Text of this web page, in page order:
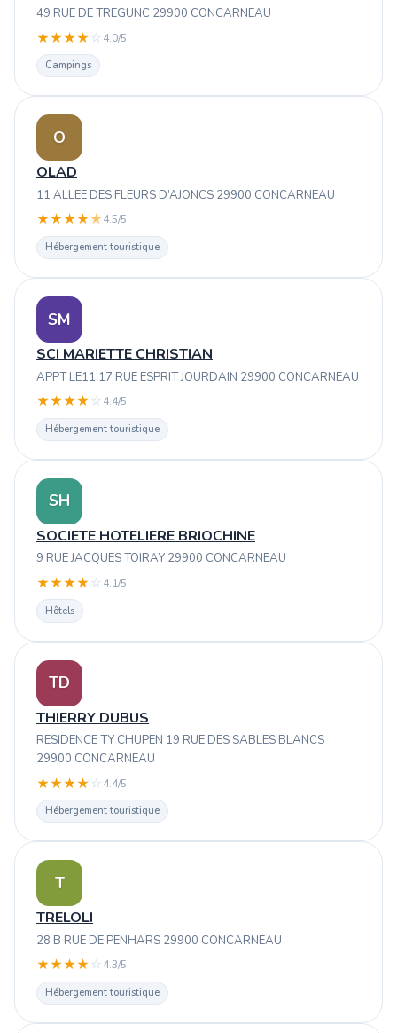
49 RUE DE TREGUNC 29900 CONCARNEAU
★★★★ ☆ 4.0/5
Campings
O
OLAD
11 ALLEE DES FLEURS D’AJONCS 29900 CONCARNEAU
★★★★★4.5/5
Hébergement touristique
SM
SCI MARIETTE CHRISTIAN
APPT LE11 17 RUE ESPRIT JOURDAIN 29900 CONCARNEAU
★★★★ ☆ 4.4/5
Hébergement touristique
SH
SOCIETE HOTELIERE BRIOCHINE
9 RUE JACQUES TOIRAY 29900 CONCARNEAU
★★★★ ☆ 4.1/5
Hôtels
TD
THIERRY DUBUS
RESIDENCE TY CHUPEN 19 RUE DES SABLES BLANCS
29900 CONCARNEAU
★★★★ ☆ 4.4/5
Hébergement touristique
T
TRELOLI
28 B RUE DE PENHARS 29900 CONCARNEAU
★★★★ ☆ 4.3/5
Hébergement touristique